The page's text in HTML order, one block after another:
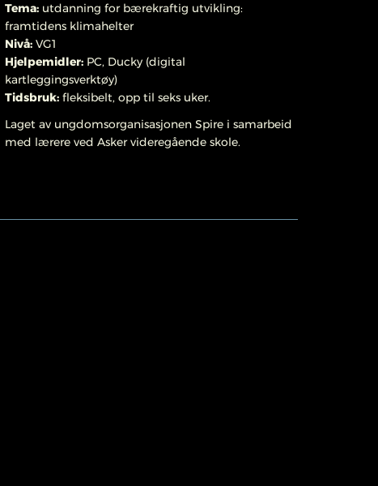
Tema:utdanning for bærekraftig utvikling:
framtidens klimahelter
Nivå:VG1
Hjelpemidler:PC, Ducky (digital
kartleggingsverktøy)
Tidsbruk:fleksibelt, opp til seks uker.
Laget av ungdomsorganisasjonen Spire i samarbeid
med lærere ved Asker videregående skole.